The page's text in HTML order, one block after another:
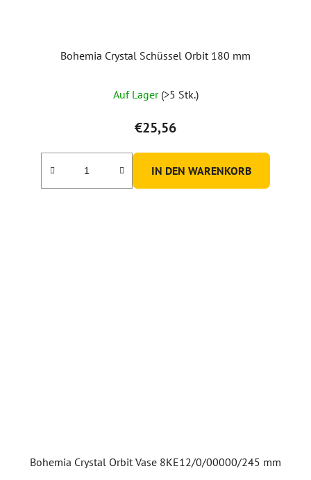
Bohemia Crystal Schüssel Orbit 180 mm
Auf Lager (>5 Stk.)
€25,56
IN DEN WARENKORB
Bohemia Crystal Orbit Vase 8KE12/0/00000/245 mm